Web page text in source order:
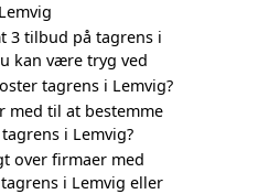
3 tilbud på tagrens i
kan være tryg ved
tagrens i Lemvig?
med til at bestemme
i Lemvig?
over firmaer med
i Lemvig eller